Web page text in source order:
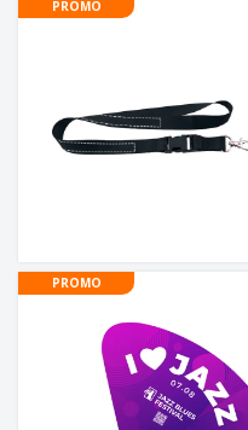
PROMO
PROMO